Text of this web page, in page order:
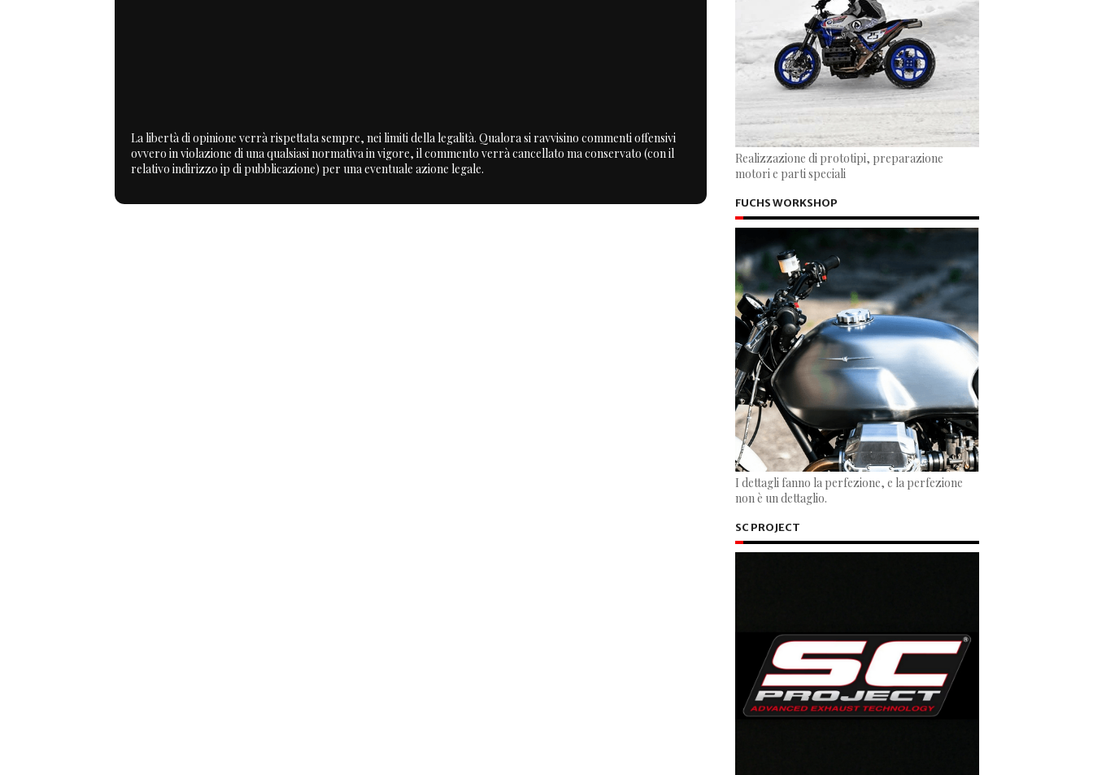
La libertà di opinione verrà rispettata sempre, nei limiti della legalità. Qualora si ravvisino commenti offensivi
ovvero in violazione di una qualsiasi normativa in vigore, il commento verrà cancellato ma conservato (con il
relativo indirizzo ip di pubblicazione) per una eventuale azione legale.
Realizzazione di prototipi, preparazione
motori e parti speciali
FUCHS WORKSHOP
I dettagli fanno la perfezione, e la perfezione
non è un dettaglio.
SC PROJECT